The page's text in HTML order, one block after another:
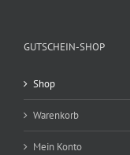
GUTSCHEIN-SHOP
Shop
Warenkorb
Mein Konto